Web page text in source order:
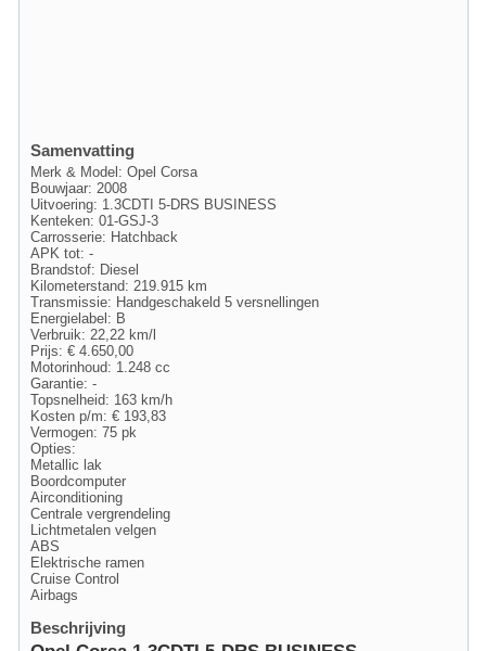
Samenvatting
Merk & Model: Opel Corsa
Bouwjaar: 2008
Uitvoering: 1.3CDTI 5-DRS BUSINESS
Kenteken: 01-GSJ-3
Carrosserie: Hatchback
APK tot: -
Brandstof: Diesel
Kilometerstand: 219.915 km
Transmissie: Handgeschakeld 5 versnellingen
Energielabel: B
Verbruik: 22,22 km/l
Prijs: € 4.650,00
Motorinhoud: 1.248 cc
Garantie: -
Topsnelheid: 163 km/h
Kosten p/m: € 193,83
Vermogen: 75 pk
Opties:
Metallic lak
Boordcomputer
Airconditioning
Centrale vergrendeling
Lichtmetalen velgen
ABS
Elektrische ramen
Cruise Control
Airbags
Beschrijving